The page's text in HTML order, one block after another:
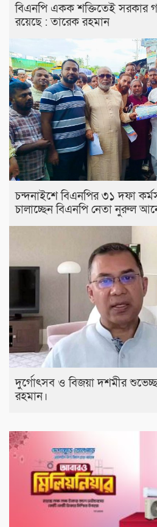
বিএনপি একক শক্তিতেই সরকার
রয়েছে : তারেক রহমান
চন্দনাইশে বিএনপির ৩১ দফা
চালাচ্ছেন বিএনপি নেতা নুরুল
দুর্গোৎসব ও বিজয়া দশমীর
রহমান।